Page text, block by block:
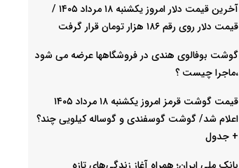
آخرین قیمت دلار امروز یکشنبه ۱۸ مرداد ۱۴۰۵ /
قیمت دلار روی رقم ۱۸۶ هزار تومان قرار گرفت
گوشت بوفالوی هندی در فروشگاهها عرضه می شود
،ماجرا چیست ؟
قیمت گوشت قرمز امروز یکشنبه ۱۸ مرداد ۱۴۰۵
اعلام شد/ گوشت گوسفندی و گوساله کیلویی چند؟
+ جدول